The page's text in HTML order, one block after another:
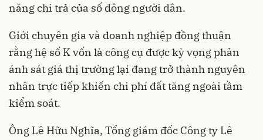
năng chi trả của số đông người dân.
Giới chuyên gia và doanh nghiệp đồng thuận
rằng hệ số K vốn là công cụ được kỳ vọng phản
ánh sát giá thị trường lại đang trở thành nguyên
nhân trực tiếp khiến chi phí đất tăng ngoài tầm
kiểm soát.
Ông Lê Hữu Nghĩa, Tổng giám đốc Công ty Lê